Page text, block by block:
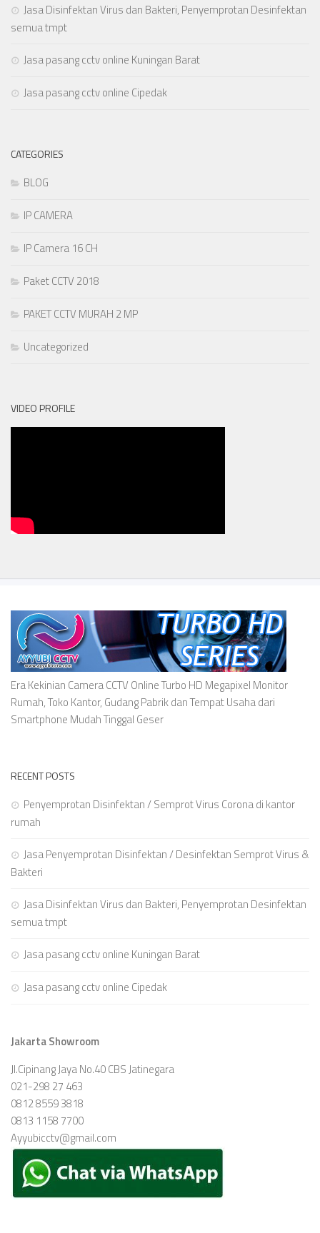
Jasa Disinfektan Virus dan Bakteri, Penyemprotan Desinfektan
semua tmpt
Jasa pasang cctv online Kuningan Barat
Jasa pasang cctv online Cipedak
CATEGORIES
BLOG
IP CAMERA
IP Camera 16 CH
Paket CCTV 2018
PAKET CCTV MURAH 2 MP
Uncategorized
VIDEO PROFILE
Era Kekinian Camera CCTV Online Turbo HD Megapixel Monitor
Rumah, Toko Kantor, Gudang Pabrik dan Tempat Usaha dari
Smartphone Mudah Tinggal Geser
RECENT POSTS
Penyemprotan Disinfektan / Semprot Virus Corona di kantor
rumah
Jasa Penyemprotan Disinfektan / Desinfektan Semprot Virus &
Bakteri
Jasa Disinfektan Virus dan Bakteri, Penyemprotan Desinfektan
semua tmpt
Jasa pasang cctv online Kuningan Barat
Jasa pasang cctv online Cipedak
Jakarta Showroom
Jl.Cipinang Jaya No.40 CBS Jatinegara
021-298 27 463
0812 8559 3818
0813 1158 7700
Ayyubicctv@gmail.com